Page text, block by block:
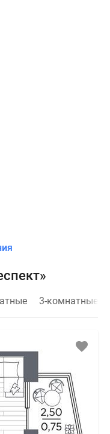
3-комнатные